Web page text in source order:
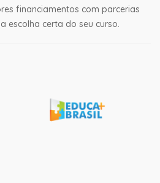
financiamentos com parcerias
escolha certa do seu curso.